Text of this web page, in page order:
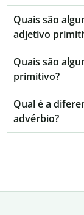
Quais são
adjetivo
Quais são
primitivo?
Qual é a
advérbio?